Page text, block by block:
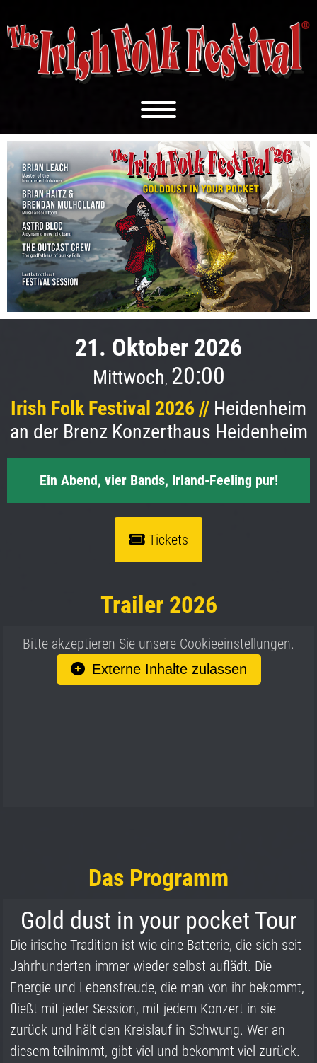
21. Oktober 2026
Mittwoch, 20:00
Irish Folk Festival 2026 // Heidenheim
an der Brenz Konzerthaus Heidenheim
Ein Abend, vier Bands, Irland-Feeling pur!
Tickets
Trailer 2026
Bitte akzeptieren Sie unsere Cookieeinstellungen.
Externe Inhalte zulassen
Das Programm
Gold dust in your pocket Tour
Die irische Tradition ist wie eine Batterie, die sich seit
Jahrhunderten immer wieder selbst auflädt. Die
Energie und Lebensfreude, die man von ihr bekommt,
fließt mit jeder Session, mit jedem Konzert in sie
zurück und hält den Kreislauf in Schwung. Wer an
diesem teilnimmt, gibt viel und bekommt viel zurück.